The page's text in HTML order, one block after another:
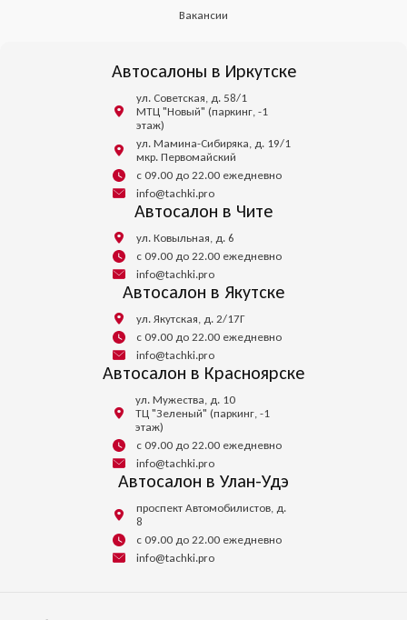
Вакансии
Автосалоны в Иркутске
ул. Советская, д. 58/1
МТЦ "Новый" (паркинг, -1
этаж)
ул. Мамина-Сибиряка, д. 19/1
мкр. Первомайский
с 09.00 до 22.00 ежедневно
info@tachki.pro
Автосалон в Чите
ул. Ковыльная, д. 6
с 09.00 до 22.00 ежедневно
info@tachki.pro
Автосалон в Якутске
ул. Якутская, д. 2/17Г
с 09.00 до 22.00 ежедневно
info@tachki.pro
Автосалон в Красноярске
ул. Мужества, д. 10
ТЦ "Зеленый" (паркинг, -1
этаж)
с 09.00 до 22.00 ежедневно
info@tachki.pro
Автосалон в Улан-Удэ
проспект Автомобилистов, д.
8
с 09.00 до 22.00 ежедневно
info@tachki.pro